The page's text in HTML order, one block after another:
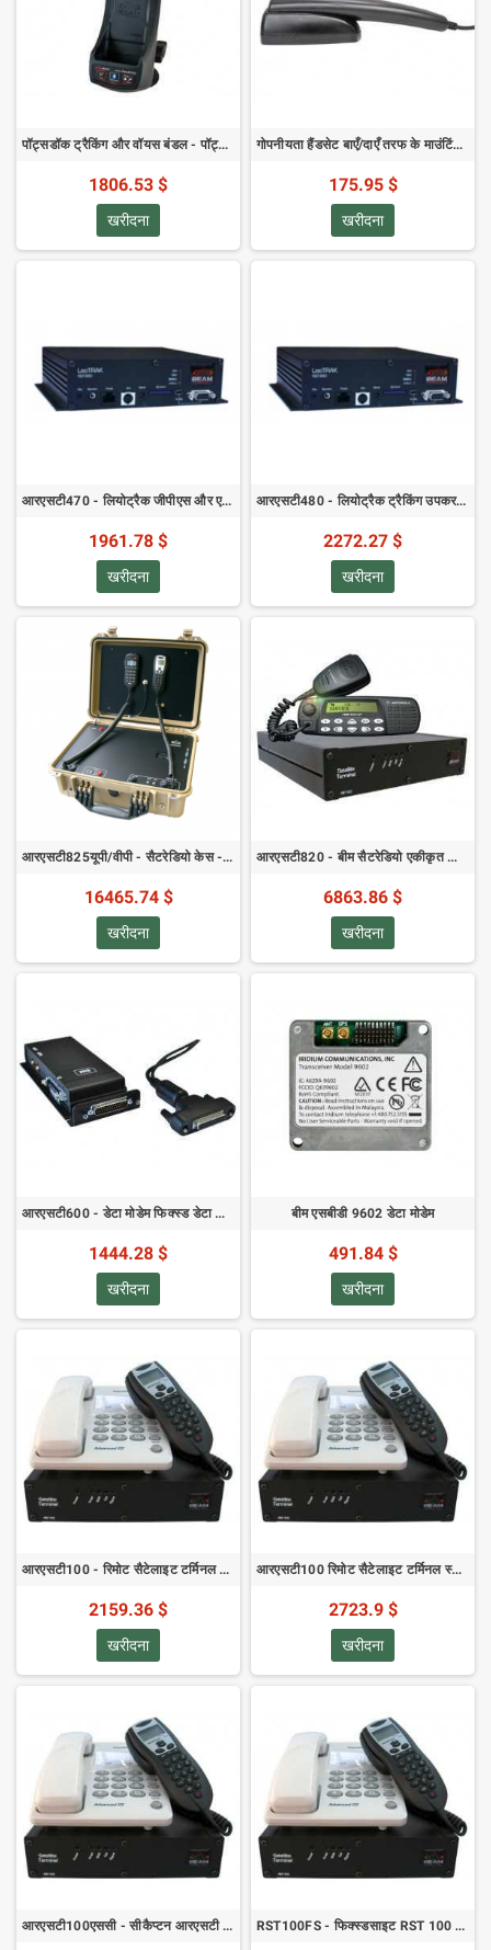
पॉट्सडॉक ट्रैकिंग और वॉयस बंडल - पॉट्सडॉक / प्राइवेसी हैंडसेट शामिल है
1806.53 $
खरीदना
गोपनीयता हैंडसेट बाएँ/दाएँ तरफ के माउंटिंग ब्रैकेट के साथ
175.95 $
खरीदना
आरएसटी470 - लियोट्रैक जीपीएस और एसबीडी ट्रैकिंग डिवाइस
1961.78 $
खरीदना
आरएसटी480 - लियोट्रैक ट्रैकिंग उपकरण - जीपीएस/एसबीडी और जीएसएम
2272.27 $
खरीदना
आरएसटी825यूपी/वीपी - सैटरेडियो केस - मानक रेडियो पर सैटेलाइट वॉइस कॉल्स
16465.74 $
खरीदना
आरएसटी820 - बीम सैटरेडियो एकीकृत आधार इकाई
6863.86 $
खरीदना
आरएसटी600 - डेटा मोडेम फिक्स्ड डेटा मोडेम - आरएसटी997 डीसी-डीसी कन्वर्टर शामिल है
1444.28 $
खरीदना
बीम एसबीडी 9602 डेटा मोडेम
491.84 $
खरीदना
आरएसटी100 - रिमोट सैटेलाइट टर्मिनल आरजे11/पीओटीएस डेटा और वॉयस (9522बी का उपयोग करते हुए)
2159.36 $
खरीदना
आरएसटी100 रिमोट सैटेलाइट टर्मिनल स्टार्टर बंडल
2723.9 $
खरीदना
आरएसटी100एससी - सीकैप्टन आरएसटी 100 किट - बंडल पैक (9522बी का उपयोग करके) RST100FS - फिक्स्डसाइट RST 100 किट - बंडल्ड पैक (9522B का उपयोग करते हुए)